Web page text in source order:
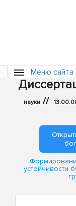
Меню сайта
науки //
устойчивости